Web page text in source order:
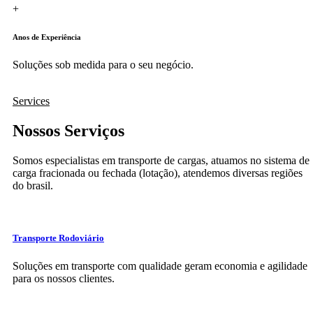
+
Anos de Experiência
Soluções sob medida para o seu negócio.
Services
Nossos Serviços
Somos especialistas em transporte de cargas, atuamos no sistema de
carga fracionada ou fechada (lotação), atendemos diversas regiões
do brasil.
Transporte Rodoviário
Soluções em transporte com qualidade geram economia e agilidade
para os nossos clientes.